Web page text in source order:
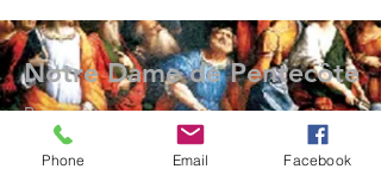
Notre Dame de Pentecôte
Presbytère
1 rue des Gaves
Phone Email Facebook